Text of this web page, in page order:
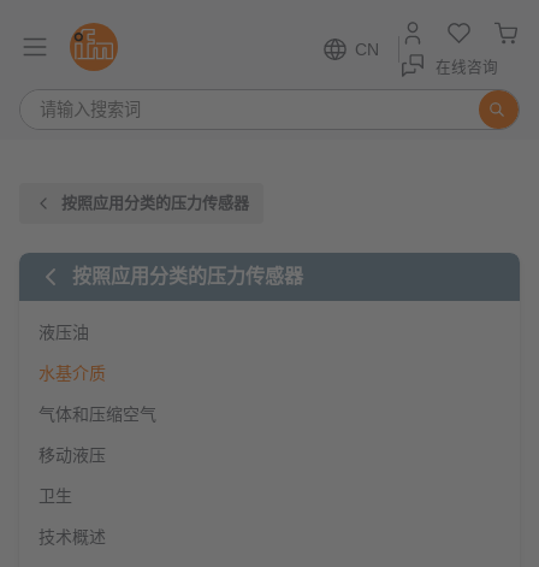
CN
在线咨询
按照应用分类的压力传感器
按照应用分类的压力传感器
液压油
水基介质
气体和压缩空气
移动液压
卫生
技术概述